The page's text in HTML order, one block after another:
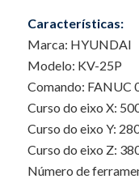
Características:
Marca: HYUNDAI
Modelo: KV-25P
Comando: FANUC
Curso do eixo X:
Curso do eixo Y:
Curso do eixo Z:
Número de